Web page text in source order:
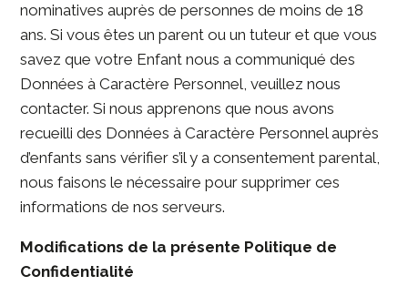
nominatives auprès de personnes de moins de 18
ans. Si vous êtes un parent ou un tuteur et que vous
savez que votre Enfant nous a communiqué des
Données à Caractère Personnel, veuillez nous
contacter. Si nous apprenons que nous avons
recueilli des Données à Caractère Personnel auprès
d’enfants sans vérifier s’il y a consentement parental,
nous faisons le nécessaire pour supprimer ces
informations de nos serveurs.
Modifications de la présente Politique de
Confidentialité